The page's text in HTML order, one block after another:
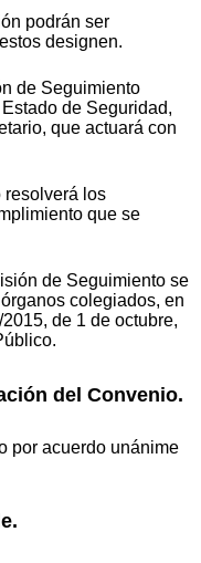
podrán ser
designen.
de Seguimiento
de Seguridad,
que actuará con
los
que se
de Seguimiento se
colegiados, en
de 1 de octubre,
del Convenio.
por acuerdo unánime